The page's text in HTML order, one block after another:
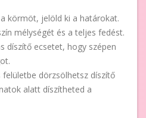
körmöt, jelöld ki a határokat.
mélységét és a teljes fedést.
díszítő ecsetet, hogy szépen
dörzsölhetsz díszítő
alatt díszítheted a